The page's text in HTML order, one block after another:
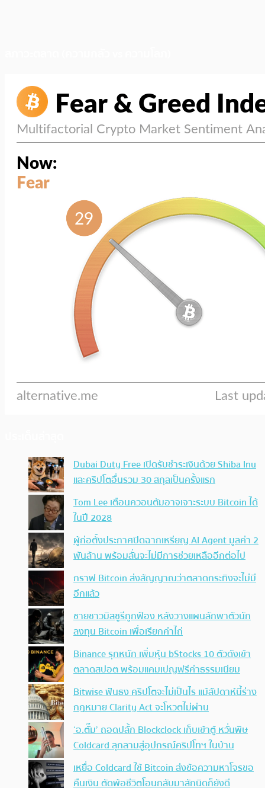
Dubai Duty Free เปิดรับชำระเงินด้วย Shiba Inu
และคริปโตอื่นรวม 30 สกุลเป็นครั้งแรก
Tom Lee เตือนควอนตัมอาจเจาะระบบ Bitcoin ได้
ในปี 2028
ผู้ก่อตั้งประกาศปิดฉากเหรียญ AI Agent มูลค่า 2
พันล้าน พร้อมลั่นจะไม่มีการช่วยเหลืออีกต่อไป
กราฟ Bitcoin ส่งสัญญาณว่าตลาดกระทิงจะไม่มี
อีกแล้ว
ชายชาวมิสซูรีถูกฟ้อง หลังวางแผนลักพาตัวนัก
ลงทุน Bitcoin เพื่อเรียกค่าไถ่
Binance รุกหนัก เพิ่มหุ้น bStocks 10 ตัวดังเข้า
ตลาดสปอต พร้อมแคมเปญฟรีค่าธรรมเนียม
Bitwise ฟันธง คริปโตจะไม่เป็นไร แม้สัปดาห์นี้ร่าง
กฎหมาย Clarity Act จะโหวตไม่ผ่าน
‘อ.ตั๊ม’ ถอดปลั้ก Blockclock เก็บเข้าตู้ หวั่นพิษ
Coldcard ลุกลามสู่อุปกรณ์คริปโทฯ ในบ้าน
เหยื่อ Coldcard ใช้ Bitcoin ส่งข้อความหาโจรขอ
คืนเงิน ตัดพ้อชีวิตโอนกลับมาสักนิดก็ยังดี